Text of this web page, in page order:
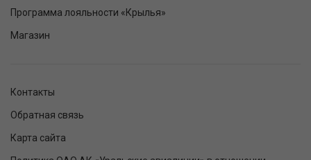
Программа лояльности «Крылья»
Магазин
Контакты
Обратная связь
Карта сайта